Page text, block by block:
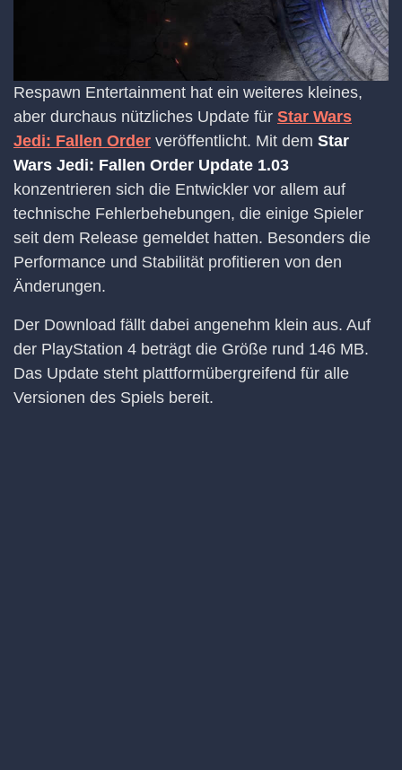
Respawn Entertainment hat ein weiteres kleines,
aber durchaus nützliches Update für Star Wars
Jedi: Fallen Order veröffentlicht. Mit dem Star
Wars Jedi: Fallen Order Update 1.03
konzentrieren sich die Entwickler vor allem auf
technische Fehlerbehebungen, die einige Spieler
seit dem Release gemeldet hatten. Besonders die
Performance und Stabilität profitieren von den
Änderungen.
Der Download fällt dabei angenehm klein aus. Auf
der PlayStation 4 beträgt die Größe rund 146 MB.
Das Update steht plattformübergreifend für alle
Versionen des Spiels bereit.